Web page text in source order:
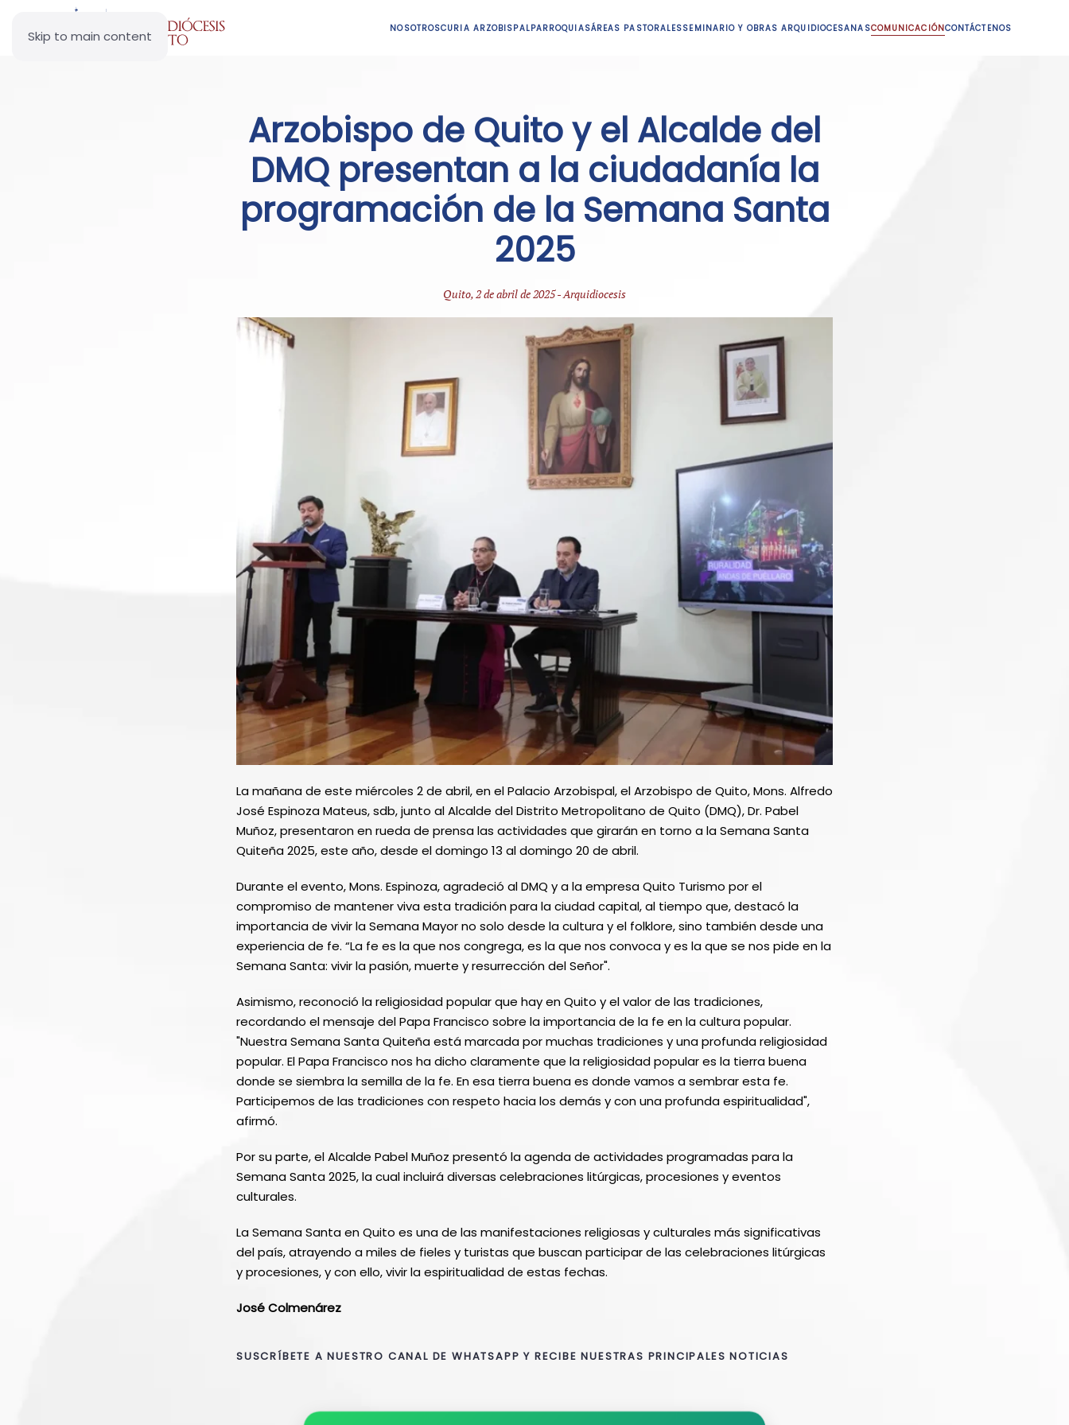
Skip to main content NOSOTROSCURIA ARZOBISPALPARROQUIASÁREAS PASTORALESSEMINARIO Y OBRAS ARQUIDIOCESANASCOMUNICACIÓNCONTÁCTENOS
Arzobispo de Quito y el Alcalde del
DMQ presentan a la ciudadanía la
programación de la Semana Santa
2025
Quito, 2 de abril de 2025 - Arquidiocesis
La mañana de este miércoles 2 de abril, en el Palacio Arzobispal, el Arzobispo de Quito, Mons. Alfredo
José Espinoza Mateus, sdb, junto al Alcalde del Distrito Metropolitano de Quito (DMQ), Dr. Pabel
Muñoz, presentaron en rueda de prensa las actividades que girarán en torno a la Semana Santa
Quiteña 2025, este año, desde el domingo 13 al domingo 20 de abril.
Durante el evento, Mons. Espinoza, agradeció al DMQ y a la empresa Quito Turismo por el
compromiso de mantener viva esta tradición para la ciudad capital, al tiempo que, destacó la
importancia de vivir la Semana Mayor no solo desde la cultura y el folklore, sino también desde una
experiencia de fe. “La fe es la que nos congrega, es la que nos convoca y es la que se nos pide en la
Semana Santa: vivir la pasión, muerte y resurrección del Señor".
Asimismo, reconoció la religiosidad popular que hay en Quito y el valor de las tradiciones,
recordando el mensaje del Papa Francisco sobre la importancia de la fe en la cultura popular.
"Nuestra Semana Santa Quiteña está marcada por muchas tradiciones y una profunda religiosidad
popular. El Papa Francisco nos ha dicho claramente que la religiosidad popular es la tierra buena
donde se siembra la semilla de la fe. En esa tierra buena es donde vamos a sembrar esta fe.
Participemos de las tradiciones con respeto hacia los demás y con una profunda espiritualidad",
afirmó.
Por su parte, el Alcalde Pabel Muñoz presentó la agenda de actividades programadas para la
Semana Santa 2025, la cual incluirá diversas celebraciones litúrgicas, procesiones y eventos
culturales.
La Semana Santa en Quito es una de las manifestaciones religiosas y culturales más significativas
del país, atrayendo a miles de fieles y turistas que buscan participar de las celebraciones litúrgicas
y procesiones, y con ello, vivir la espiritualidad de estas fechas.
José Colmenárez
SUSCRÍBETE A NUESTRO CANAL DE WHATSAPP Y RECIBE NUESTRAS PRINCIPALES NOTICIAS